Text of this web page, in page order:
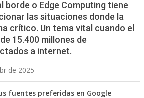
borde o Edge Computing tiene
las situaciones donde la
crítico. Un tema vital cuando el
15.400 millones de
de 2025